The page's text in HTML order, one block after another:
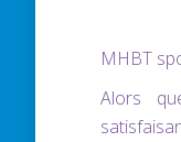
MHBT
Alors